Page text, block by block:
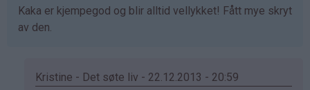
Kaka er kjempegod og blir alltid vellykket! Fått mye skryt
av den.
Kristine - Det søte liv - 22.12.2013 - 20:59